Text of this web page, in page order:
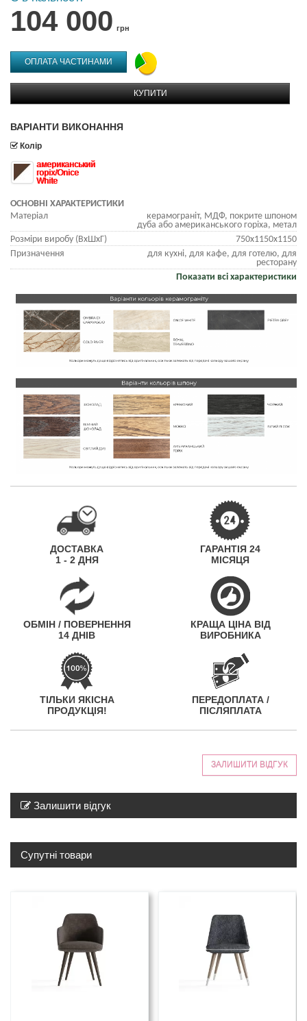
104 000 грн
ОПЛАТА ЧАСТИНАМИ
КУПИТИ
ВАРІАНТИ ВИКОНАННЯ
Колір
американський
горіх/Onice
White
ОСНОВНІ ХАРАКТЕРИСТИКИ
Матеріал
керамограніт, МДФ, покрите шпоном
дуба або американського горіха, метал
Розміри виробу (ВхШхГ)
750х1150х1150
Призначення
для кухні, для кафе, для готелю, для
ресторану
Показати всі характеристики
ДОСТАВКА
1 - 2 ДНЯ
ГАРАНТІЯ 24
МІСЯЦЯ
ОБМІН / ПОВЕРНЕННЯ
14 ДНІВ
КРАЩА ЦІНА ВІД
ВИРОБНИКА
ТІЛЬКИ ЯКІСНА
ПРОДУКЦІЯ!
ПЕРЕДОПЛАТА /
ПІСЛЯПЛАТА
ЗАЛИШИТИ ВІДГУК
Залишити відгук
Супутні товари